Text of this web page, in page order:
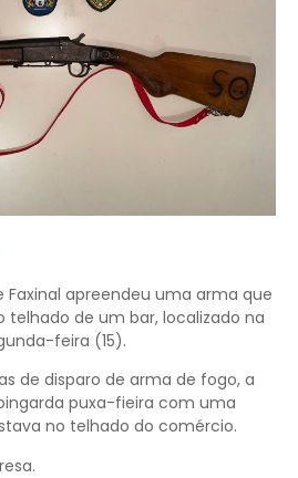
Faxinal apreendeu uma arma que
telhado de um bar, localizado na
feira (15).
de disparo de arma de fogo, a
puxa-fieira com uma
no telhado do comércio.